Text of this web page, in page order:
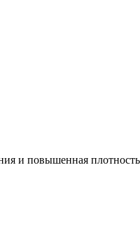
и повышенная плотность